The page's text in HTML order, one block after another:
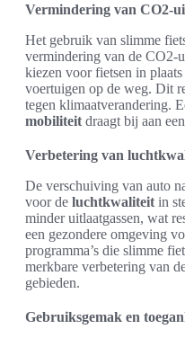
Vermindering van CO2-
Het gebruik van slimme
vermindering van de CO2-
kiezen voor fietsen in
voertuigen op de weg. Dit
tegen klimaatverandering.
mobiliteit draagt bij aan
Verbetering van
De verschuiving van auto
voor de luchtkwaliteit in
minder uitlaatgassen, wat
een gezondere omgeving
programma’s die slimme
merkbare verbetering van
gebieden.
Gebruiksgemak en